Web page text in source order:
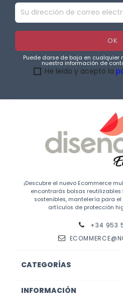
Puede darse de baja en cualquier
nuestra información de
He leido y acepto la
¡Descubre el nuevo Ecommerce
encontrarás bolsas
sostenibles, mantelería para
artículos de protección
+34 953
CATEGORÍAS
INFORMACIÓN